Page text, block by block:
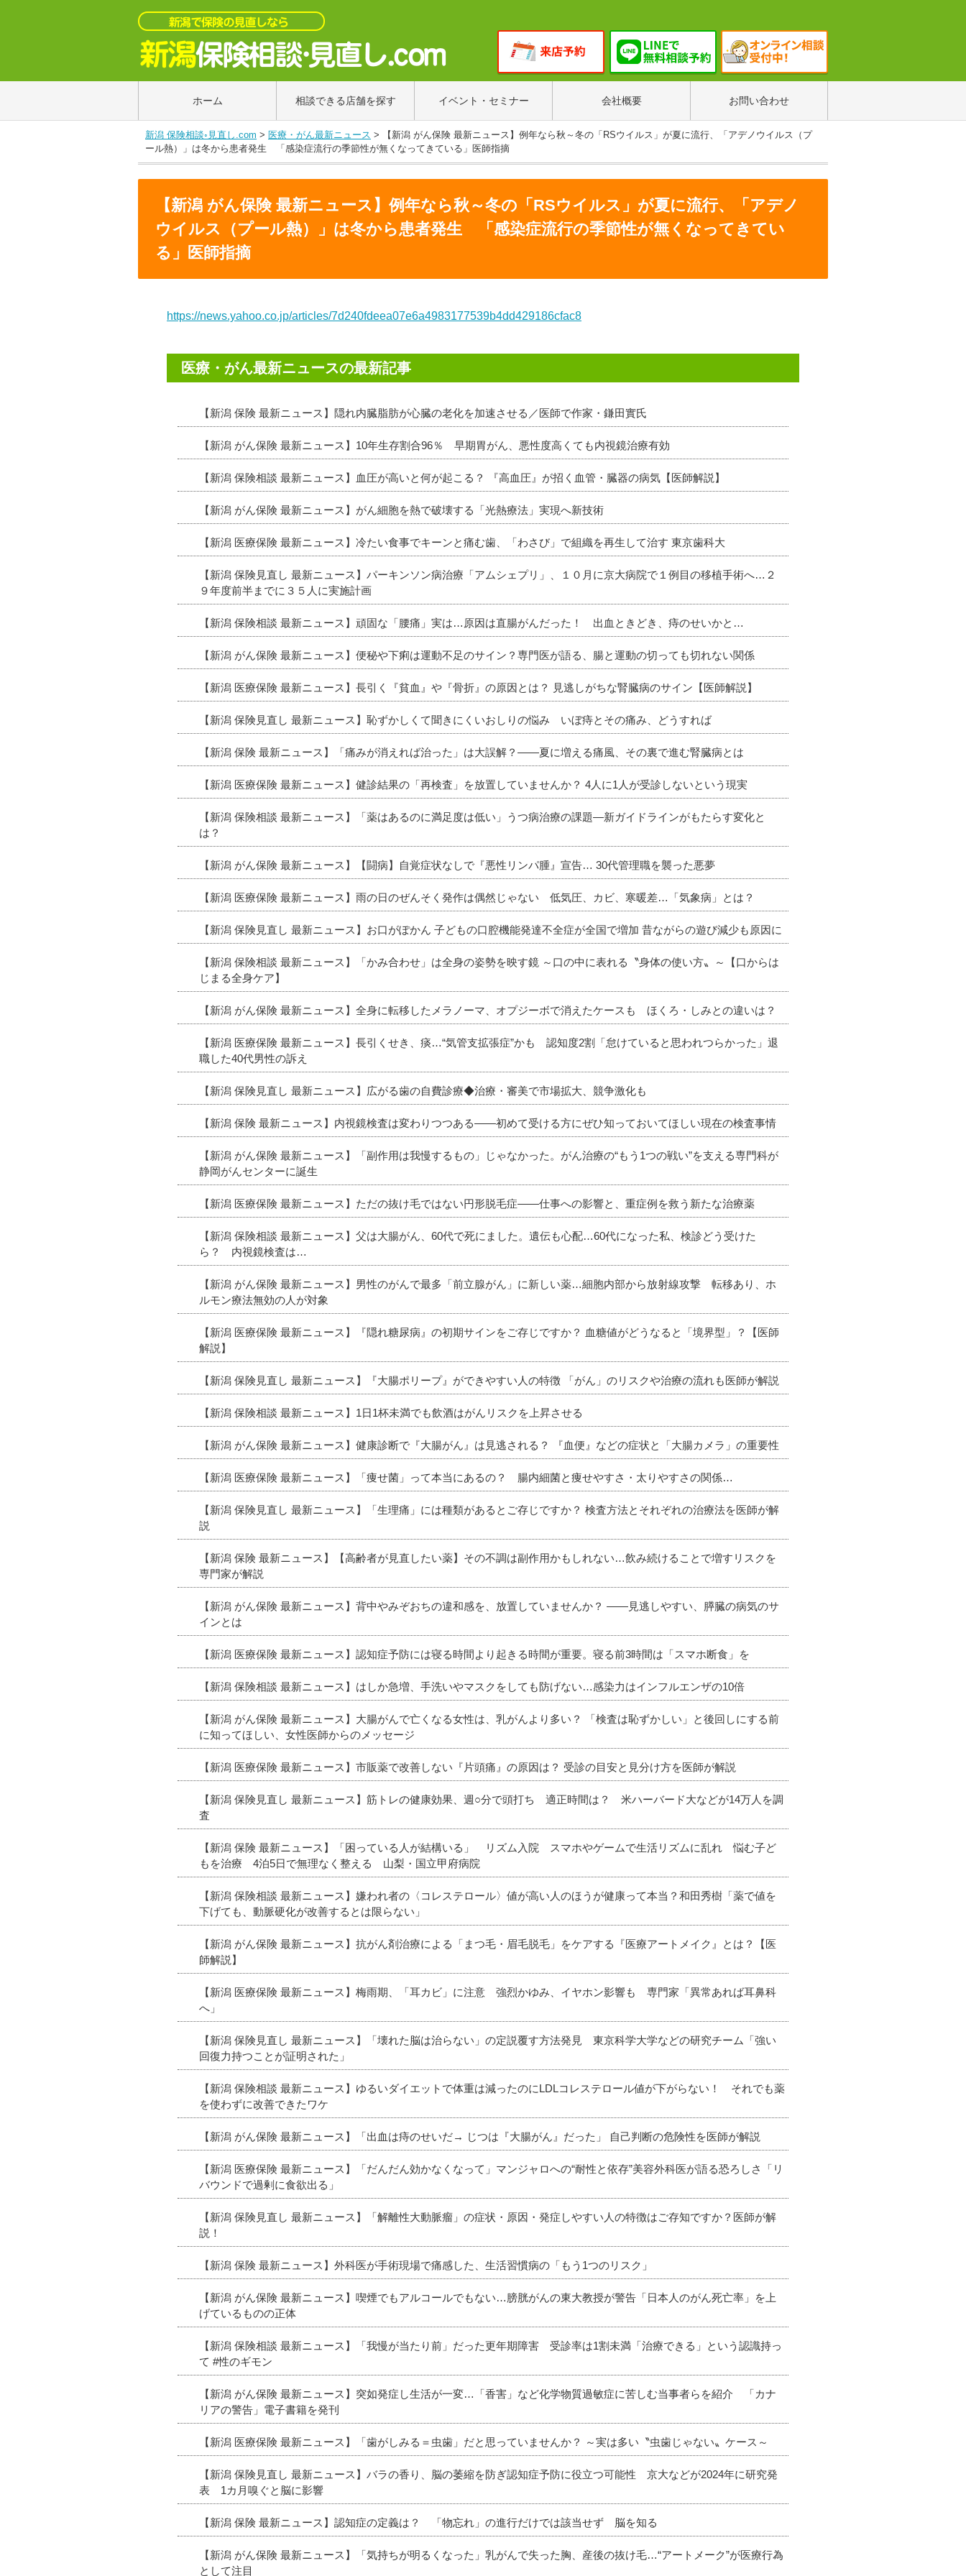
ホーム 相談できる店舗を探す イベント・セミナー 会社概要 お問い合わせ
新潟 保険相談◦見直し.com > 医療・がん最新ニュース >
【新潟 がん保険 最新ニュース】例年なら秋～冬の「RSウイルス」が夏に流行、「アデノウイルス（プ
ール熱）」は冬から患者発生 「感染症流行の季節性が無くなってきている」医師指摘
【新潟 がん保険 最新ニュース】例年なら秋～冬の「RSウイルス」が夏に流行、「アデノ
ウイルス（プール熱）」は冬から患者発生 「感染症流行の季節性が無くなってきてい
る」医師指摘
https://news.yahoo.co.jp/articles/7d240fdeea07e6a4983177539b4dd429186cfac8
医療・がん最新ニュースの最新記事
【新潟 保険 最新ニュース】隠れ内臓脂肪が心臓の老化を加速させる／医師で作家・鎌田實氏
【新潟 がん保険 最新ニュース】10年生存割合96％ 早期胃がん、悪性度高くても内視鏡治療有効
【新潟 保険相談 最新ニュース】血圧が高いと何が起こる？ 『高血圧』が招く血管・臓器の病気【医師解説】
【新潟 がん保険 最新ニュース】がん細胞を熱で破壊する「光熱療法」実現へ新技術
【新潟 医療保険 最新ニュース】冷たい食事でキーンと痛む歯、「わさび」で組織を再生して治す 東京歯科大
【新潟 保険見直し 最新ニュース】パーキンソン病治療「アムシェプリ」、１０月に京大病院で１例目の移植手術へ…２
９年度前半までに３５人に実施計画
【新潟 保険相談 最新ニュース】頑固な「腰痛」実は…原因は直腸がんだった！ 出血ときどき、痔のせいかと…
【新潟 がん保険 最新ニュース】便秘や下痢は運動不足のサイン？専門医が語る、腸と運動の切っても切れない関係
【新潟 医療保険 最新ニュース】長引く『貧血』や『骨折』の原因とは？ 見逃しがちな腎臓病のサイン【医師解説】
【新潟 保険見直し 最新ニュース】恥ずかしくて聞きにくいおしりの悩み いぼ痔とその痛み、どうすれば
【新潟 保険 最新ニュース】「痛みが消えれば治った」は大誤解？――夏に増える痛風、その裏で進む腎臓病とは
【新潟 医療保険 最新ニュース】健診結果の「再検査」を放置していませんか？ 4人に1人が受診しないという現実
【新潟 保険相談 最新ニュース】「薬はあるのに満足度は低い」うつ病治療の課題―新ガイドラインがもたらす変化と
は？
【新潟 がん保険 最新ニュース】【闘病】自覚症状なしで『悪性リンパ腫』宣告… 30代管理職を襲った悪夢
【新潟 医療保険 最新ニュース】雨の日のぜんそく発作は偶然じゃない 低気圧、カビ、寒暖差…「気象病」とは？
【新潟 保険見直し 最新ニュース】お口がぽかん 子どもの口腔機能発達不全症が全国で増加 昔ながらの遊び減少も原因に
【新潟 保険相談 最新ニュース】「かみ合わせ」は全身の姿勢を映す鏡 ～口の中に表れる〝身体の使い方〟～【口からは
じまる全身ケア】
【新潟 がん保険 最新ニュース】全身に転移したメラノーマ、オプジーボで消えたケースも ほくろ・しみとの違いは？
【新潟 医療保険 最新ニュース】長引くせき、痰…“気管支拡張症”かも 認知度2割「怠けていると思われつらかった」退
職した40代男性の訴え
【新潟 保険見直し 最新ニュース】広がる歯の自費診療◆治療・審美で市場拡大、競争激化も
【新潟 保険 最新ニュース】内視鏡検査は変わりつつある――初めて受ける方にぜひ知っておいてほしい現在の検査事情
【新潟 がん保険 最新ニュース】「副作用は我慢するもの」じゃなかった。がん治療の“もう1つの戦い”を支える専門科が
静岡がんセンターに誕生
【新潟 医療保険 最新ニュース】ただの抜け毛ではない円形脱毛症――仕事への影響と、重症例を救う新たな治療薬
【新潟 保険相談 最新ニュース】父は大腸がん、60代で死にました。遺伝も心配…60代になった私、検診どう受けた
ら？ 内視鏡検査は…
【新潟 がん保険 最新ニュース】男性のがんで最多「前立腺がん」に新しい薬…細胞内部から放射線攻撃 転移あり、ホ
ルモン療法無効の人が対象
【新潟 医療保険 最新ニュース】『隠れ糖尿病』の初期サインをご存じですか？ 血糖値がどうなると「境界型」？【医師
解説】
【新潟 保険見直し 最新ニュース】『大腸ポリープ』ができやすい人の特徴 「がん」のリスクや治療の流れも医師が解説
【新潟 保険相談 最新ニュース】1日1杯未満でも飲酒はがんリスクを上昇させる
【新潟 がん保険 最新ニュース】健康診断で『大腸がん』は見逃される？ 『血便』などの症状と「大腸カメラ」の重要性
【新潟 医療保険 最新ニュース】「痩せ菌」って本当にあるの？ 腸内細菌と痩せやすさ・太りやすさの関係…
【新潟 保険見直し 最新ニュース】「生理痛」には種類があるとご存じですか？ 検査方法とそれぞれの治療法を医師が解
説
【新潟 保険 最新ニュース】【高齢者が見直したい薬】その不調は副作用かもしれない…飲み続けることで増すリスクを
専門家が解説
【新潟 がん保険 最新ニュース】背中やみぞおちの違和感を、放置していませんか？ ――見逃しやすい、膵臓の病気のサ
インとは
【新潟 医療保険 最新ニュース】認知症予防には寝る時間より起きる時間が重要。寝る前3時間は「スマホ断食」を
【新潟 保険相談 最新ニュース】はしか急増、手洗いやマスクをしても防げない…感染力はインフルエンザの10倍
【新潟 がん保険 最新ニュース】大腸がんで亡くなる女性は、乳がんより多い？ 「検査は恥ずかしい」と後回しにする前
に知ってほしい、女性医師からのメッセージ
【新潟 医療保険 最新ニュース】市販薬で改善しない『片頭痛』の原因は？ 受診の目安と見分け方を医師が解説
【新潟 保険見直し 最新ニュース】筋トレの健康効果、週○分で頭打ち 適正時間は？ 米ハーバード大などが14万人を調
査
【新潟 保険 最新ニュース】「困っている人が結構いる」 リズム入院 スマホやゲームで生活リズムに乱れ 悩む子ど
もを治療 4泊5日で無理なく整える 山梨・国立甲府病院
【新潟 保険相談 最新ニュース】嫌われ者の〈コレステロール〉値が高い人のほうが健康って本当？和田秀樹「薬で値を
下げても、動脈硬化が改善するとは限らない」
【新潟 がん保険 最新ニュース】抗がん剤治療による「まつ毛・眉毛脱毛」をケアする『医療アートメイク』とは？【医
師解説】
【新潟 医療保険 最新ニュース】梅雨期、「耳カビ」に注意 強烈かゆみ、イヤホン影響も 専門家「異常あれば耳鼻科
へ」
【新潟 保険見直し 最新ニュース】「壊れた脳は治らない」の定説覆す方法発見 東京科学大学などの研究チーム「強い
回復力持つことが証明された」
【新潟 保険相談 最新ニュース】ゆるいダイエットで体重は減ったのにLDLコレステロール値が下がらない！ それでも薬
を使わずに改善できたワケ
【新潟 がん保険 最新ニュース】「出血は痔のせいだ→ じつは『大腸がん』だった」 自己判断の危険性を医師が解説
【新潟 医療保険 最新ニュース】「だんだん効かなくなって」マンジャロへの“耐性と依存”美容外科医が語る恐ろしさ「リ
バウンドで過剰に食欲出る」
【新潟 保険見直し 最新ニュース】「解離性大動脈瘤」の症状・原因・発症しやすい人の特徴はご存知ですか？医師が解
説！
【新潟 保険 最新ニュース】外科医が手術現場で痛感した、生活習慣病の「もう1つのリスク」
【新潟 がん保険 最新ニュース】喫煙でもアルコールでもない…膀胱がんの東大教授が警告「日本人のがん死亡率」を上
げているものの正体
【新潟 保険相談 最新ニュース】「我慢が当たり前」だった更年期障害 受診率は1割未満「治療できる」という認識持っ
て #性のギモン
【新潟 がん保険 最新ニュース】突如発症し生活が一変…「香害」など化学物質過敏症に苦しむ当事者らを紹介 「カナ
リアの警告」電子書籍を発刊
【新潟 医療保険 最新ニュース】「歯がしみる＝虫歯」だと思っていませんか？ ～実は多い〝虫歯じゃない〟ケース～
【新潟 保険見直し 最新ニュース】バラの香り、脳の萎縮を防ぎ認知症予防に役立つ可能性 京大などが2024年に研究発
表 1カ月嗅ぐと脳に影響
【新潟 保険 最新ニュース】認知症の定義は？ 「物忘れ」の進行だけでは該当せず 脳を知る
【新潟 がん保険 最新ニュース】「気持ちが明るくなった」乳がんで失った胸、産後の抜け毛…“アートメーク”が医療行為
として注目